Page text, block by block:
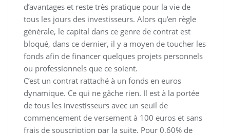
d’avantages et reste très pratique pour la vie de
tous les jours des investisseurs. Alors qu’en règle
générale, le capital dans ce genre de contrat est
bloqué, dans ce dernier, il y a moyen de toucher les
fonds afin de financer quelques projets personnels
ou professionnels que ce soient.
C’est un contrat rattaché à un fonds en euros
dynamique. Ce qui ne gâche rien. Il est à la portée
de tous les investisseurs avec un seuil de
commencement de versement à 100 euros et sans
frais de souscription par la suite. Pour 0,60% de